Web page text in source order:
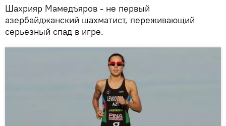
Шахрияр Мамедъяров - не первый
азербайджанский шахматист, переживающий
серьезный спад в игре.